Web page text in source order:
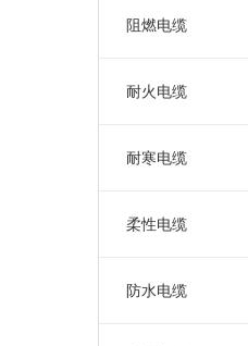
阻燃电缆
耐火电缆
耐寒电缆
柔性电缆
防水电缆